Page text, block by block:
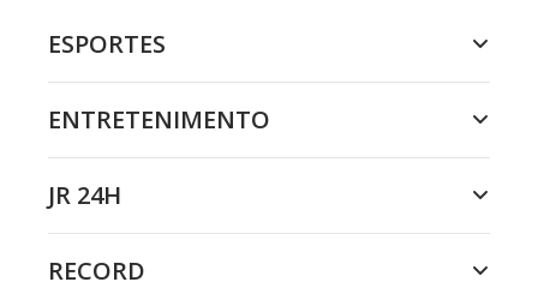
ESPORTES
ENTRETENIMENTO
JR 24H
RECORD